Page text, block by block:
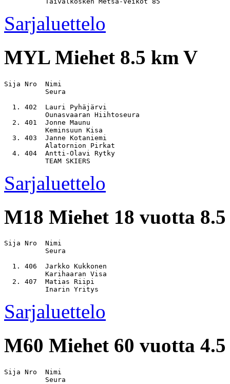
Sarjaluettelo
MYLMiehet 8.5 km V
Sija Nro  Nimi
          Seura
1. 402  Lauri Pyhäjärvi
          Ounasvaaran Hiihtoseura
2. 401  Jonne Maunu
          Keminsuun Kisa
3. 403  Janne Kotaniemi
          Alatornion Pirkat
4. 404  Antti-Olavi Rytky
Sarjaluettelo
M18 Miehet 18 vuotta
Sija Nro  Nimi
          Seura
1. 406  Jarkko Kukkonen
          Karihaaran Visa
2. 407  Matias Riipi
Sarjaluettelo
M60 Miehet 60 vuotta
Sija Nro  Nimi
          Seura